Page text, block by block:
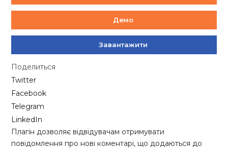
Демо
Завантажити
Поделиться
Twitter
Facebook
Telegram
LinkedIn
Плагін дозволяє відвідувачам отримувати
повідомлення про нові коментарі, що додаються до